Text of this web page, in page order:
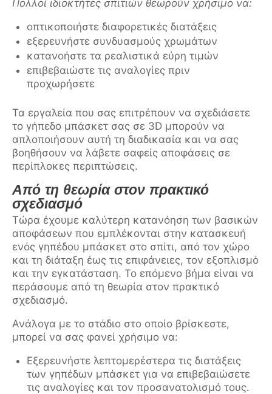
Πολλοί ιδιοκτήτες σπιτιών θεωρούν χρήσιμο να:
οπτικοποιήστε διαφορετικές διατάξεις
εξερευνήστε συνδυασμούς χρωμάτων
κατανοήστε τα ρεαλιστικά εύρη τιμών
επιβεβαιώστε τις αναλογίες πριν
προχωρήσετε
Τα εργαλεία που σας επιτρέπουν να σχεδιάσετε
το γήπεδο μπάσκετ σας σε 3D μπορούν να
απλοποιήσουν αυτή τη διαδικασία και να σας
βοηθήσουν να λάβετε σαφείς αποφάσεις σε
περίπλοκες περιπτώσεις.
Από τη θεωρία στον πρακτικό
σχεδιασμό
Τώρα έχουμε καλύτερη κατανόηση των βασικών
αποφάσεων που εμπλέκονται στην κατασκευή
ενός γηπέδου μπάσκετ στο σπίτι, από τον χώρο
και τη διάταξη έως τις επιφάνειες, τον εξοπλισμό
και την εγκατάσταση. Το επόμενο βήμα είναι να
περάσουμε από τη θεωρία στον πρακτικό
σχεδιασμό.
Ανάλογα με το στάδιο στο οποίο βρίσκεστε,
μπορεί να σας φανεί χρήσιμο να:
Εξερευνήστε λεπτομερέστερα τις διατάξεις
των γηπέδων μπάσκετ για να επιβεβαιώσετε
τις αναλογίες και τον προσανατολισμό τους.